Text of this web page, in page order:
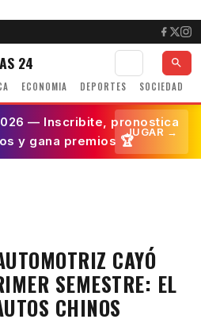
24
ECONOMIA DEPORTES SOCIEDAD
— Inscribite, pronostica
y gana premios 🏆
JUGAR →
CAYÓ
SEMESTRE: EL
CHINOS